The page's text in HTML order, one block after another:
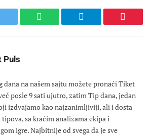
WhatsApp Telegram
Puls
dana na našem sajtu možete pronaći Tiket
posle 9 sati ujutro, zatim Tip dana, jedan
izdvajamo kao najzanimljiviji, ali i dosta
sa kraćim analizama ekipa i
igre. Najbitnije od svega da je sve